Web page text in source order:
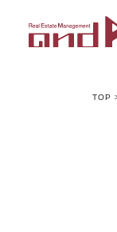
アンドエムが
TOP